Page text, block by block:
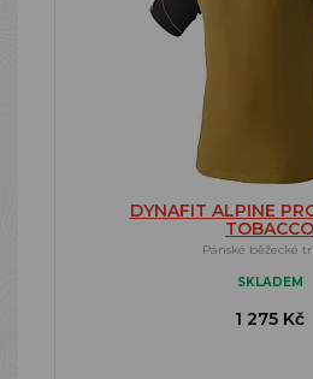
DYNAFIT ALPINE
TOBACCO
Pánské běžecké
SKLADEM
1 275 Kč